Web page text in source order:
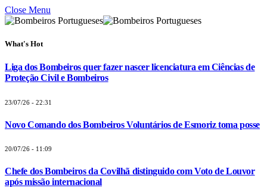
Close Menu
What's Hot
Liga dos Bombeiros quer fazer nascer licenciatura em Ciências de
Proteção Civil e Bombeiros
23/07/26 - 22:31
Novo Comando dos Bombeiros Voluntários de Esmoriz toma posse
20/07/26 - 11:09
Chefe dos Bombeiros da Covilhã distinguido com Voto de Louvor
após missão internacional